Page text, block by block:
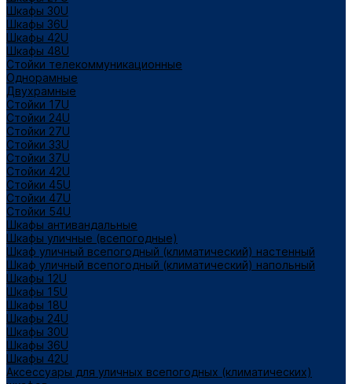
Шкафы 30U
Шкафы 36U
Шкафы 42U
Шкафы 48U
Стойки телекоммуникационные
Однорамные
Двухрамные
Стойки 17U
Стойки 24U
Стойки 27U
Стойки 33U
Стойки 37U
Стойки 42U
Стойки 45U
Стойки 47U
Стойки 54U
Шкафы антивандальные
Шкафы уличные (всепогодные)
Шкаф уличный всепогодный (климатический) настенный
Шкаф уличный всепогодный (климатический) напольный
Шкафы 12U
Шкафы 15U
Шкафы 18U
Шкафы 24U
Шкафы 30U
Шкафы 36U
Шкафы 42U
Аксессуары для уличных всепогодных (климатических)